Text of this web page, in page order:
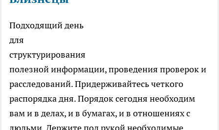
Подходящий день
для
структурирования
полезной информации, проведения проверок и
расследований. Придерживайтесь четкого
распорядка дня. Порядок сегодня необходим
вам и в делах, и в бумагах, и в отношениях с